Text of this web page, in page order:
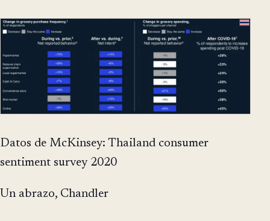
Datos de McKinsey: Thailand consumer
sentiment survey 2020
Un abrazo, Chandler